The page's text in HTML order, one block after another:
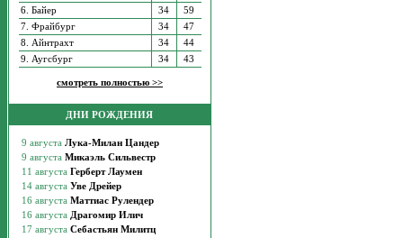
6. Байер
34
59
7. Фрайбург
34
47
8. Айнтрахт
34
44
9. Аугсбург
34 43
смотреть полностью >>
ДНИ РОЖДЕНИЯ